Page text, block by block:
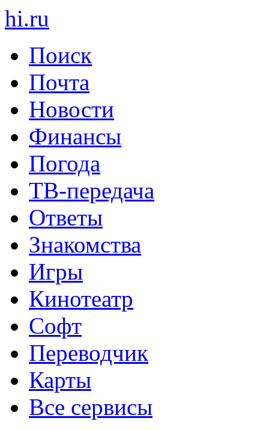
hi.ru
Поиск
Почта
Новости
Финансы
Погода
ТВ-передача
Ответы
Знакомства
Игры
Кинотеатр
Софт
Переводчик
Карты
Все сервисы